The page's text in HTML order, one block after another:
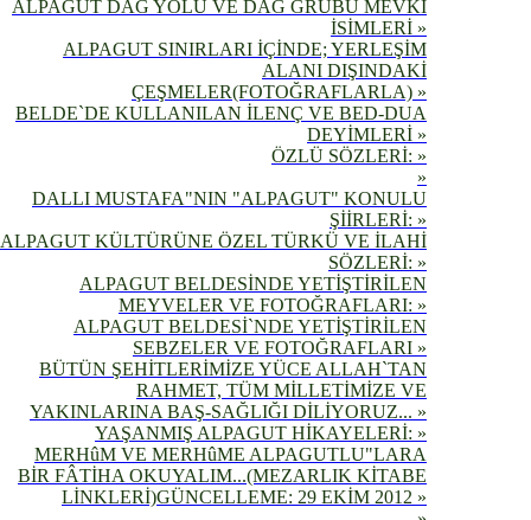
ALPAGUT DAĞ YOLU VE DAĞ GRUBU MEVKİ
İSİMLERİ »
ALPAGUT SINIRLARI İÇİNDE; YERLEŞİM
ALANI DIŞINDAKİ
ÇEŞMELER(FOTOĞRAFLARLA) »
BELDE`DE KULLANILAN İLENÇ VE BED-DUA
DEYİMLERİ »
ÖZLÜ SÖZLERİ: »
»
DALLI MUSTAFA"NIN "ALPAGUT" KONULU
ŞİİRLERİ: »
ALPAGUT KÜLTÜRÜNE ÖZEL TÜRKÜ VE İLAHİ
SÖZLERİ: »
ALPAGUT BELDESİNDE YETİŞTİRİLEN
MEYVELER VE FOTOĞRAFLARI: »
ALPAGUT BELDESİ`NDE YETİŞTİRİLEN
SEBZELER VE FOTOĞRAFLARI »
BÜTÜN ŞEHİTLERİMİZE YÜCE ALLAH`TAN
RAHMET, TÜM MİLLETİMİZE VE
YAKINLARINA BAŞ-SAĞLIĞI DİLİYORUZ... »
YAŞANMIŞ ALPAGUT HİKAYELERİ: »
MERHûM VE MERHûME ALPAGUTLU"LARA
BİR FÂTİHA OKUYALIM...(MEZARLIK KİTABE
LİNKLERİ)GÜNCELLEME: 29 EKİM 2012 »